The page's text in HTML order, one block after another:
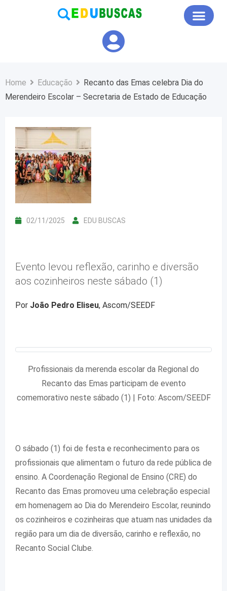
Home Educação
Recanto das Emas celebra Dia do
Merendeiro Escolar – Secretaria de Estado de Educação
02/11/2025 EDU BUSCAS
Evento levou reflexão, carinho e diversão
aos cozinheiros neste sábado (1)
Por João Pedro Eliseu, Ascom/SEEDF
Profissionais da merenda escolar da Regional do
Recanto das Emas participam de evento
comemorativo neste sábado (1) | Foto: Ascom/SEEDF
O sábado (1) foi de festa e reconhecimento para os
profissionais que alimentam o futuro da rede pública de
ensino. A Coordenação Regional de Ensino (CRE) do
Recanto das Emas promoveu uma celebração especial
em homenagem ao Dia do Merendeiro Escolar, reunindo
os cozinheiros e cozinheiras que atuam nas unidades da
região para um dia de diversão, carinho e reflexão, no
Recanto Social Clube.